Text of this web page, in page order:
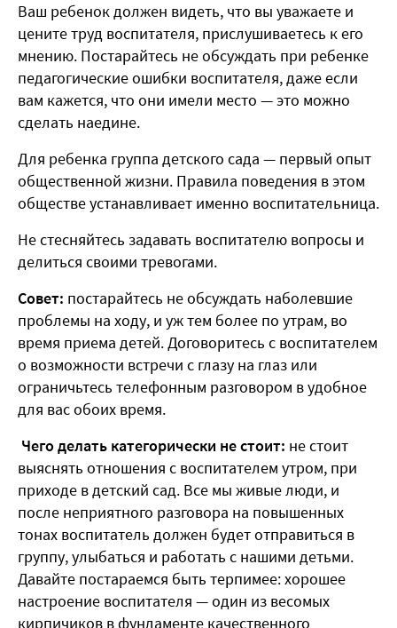
Ваш ребенок должен видеть, что вы уважаете и
цените труд воспитателя, прислушиваетесь к его
мнению. Постарайтесь не обсуждать при ребенке
педагогические ошибки воспитателя, даже если
вам кажется, что они имели место — это можно
сделать наедине.
Для ребенка группа детского сада — первый опыт
общественной жизни. Правила поведения в этом
обществе устанавливает именно воспитательница.
Не стесняйтесь задавать воспитателю вопросы и
делиться своими тревогами.
Совет: постарайтесь не обсуждать наболевшие
проблемы на ходу, и уж тем более по утрам, во
время приема детей. Договоритесь с воспитателем
о возможности встречи с глазу на глаз или
ограничьтесь телефонным разговором в удобное
для вас обоих время.
Чего делать категорически не стоит: не стоит
выяснять отношения с воспитателем утром, при
приходе в детский сад. Все мы живые люди, и
после неприятного разговора на повышенных
тонах воспитатель должен будет отправиться в
группу, улыбаться и работать с нашими детьми.
Давайте постараемся быть терпимее: хорошее
настроение воспитателя — один из весомых
кирпичиков в фундаменте качественного